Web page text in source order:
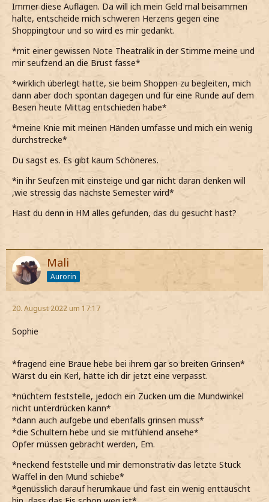
Immer diese Auflagen. Da will ich mein Geld mal beisammen
halte, entscheide mich schweren Herzens gegen eine
Shoppingtour und so wird es mir gedankt.
*mit einer gewissen Note Theatralik in der Stimme meine und
mir seufzend an die Brust fasse*
*wirklich überlegt hatte, sie beim Shoppen zu begleiten, mich
dann aber doch spontan dagegen und für eine Runde auf dem
Besen heute Mittag entschieden habe*
*meine Knie mit meinen Händen umfasse und mich ein wenig
durchstrecke*
Du sagst es. Es gibt kaum Schöneres.
*in ihr Seufzen mit einsteige und gar nicht daran denken will
,wie stressig das nächste Semester wird*
Hast du denn in HM alles gefunden, das du gesucht hast?
Mali
Aurorin
20. August 2022 um 17:17
Sophie
*fragend eine Braue hebe bei ihrem gar so breiten Grinsen*
Wärst du ein Kerl, hätte ich dir jetzt eine verpasst.
*nüchtern feststelle, jedoch ein Zucken um die Mundwinkel
nicht unterdrücken kann*
*dann auch aufgebe und ebenfalls grinsen muss*
*die Schultern hebe und sie mitfühlend ansehe*
Opfer müssen gebracht werden, Em.
*neckend feststelle und mir demonstrativ das letzte Stück
Waffel in den Mund schiebe*
*genüsslich darauf herumkaue und fast ein wenig enttäuscht